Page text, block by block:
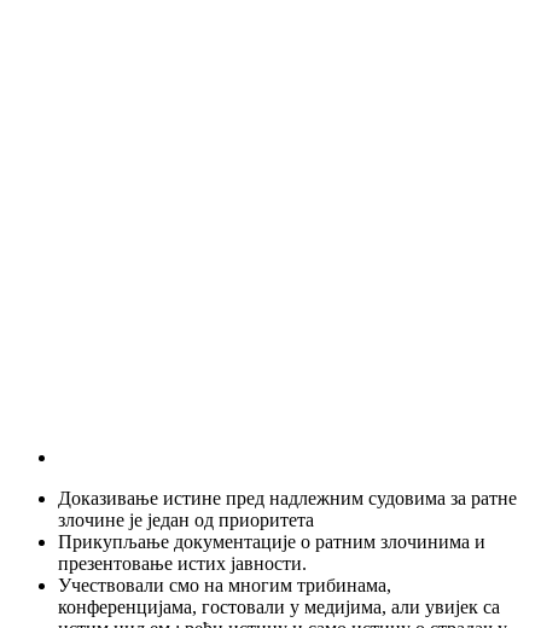
Доказивање истине пред надлежним судовима за ратне
злочине је један од приоритета
Прикупљање документације о ратним злочинима и
презентовање истих јавности.
Учествовали смо на многим трибинама,
конференцијама, гостовали у медијима, али увијек са